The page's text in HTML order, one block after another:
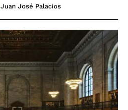
Juan José Palacios